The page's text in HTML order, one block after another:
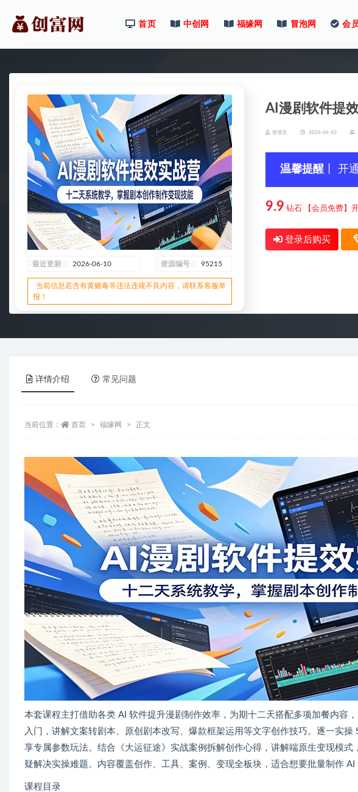
首页 中创网 福缘网 冒泡网 会
最近更新 2026-06-10 资源编号 95215
当前信息若含有黄赌毒等违法违规不良内容，请联系客服举
报！
AI漫剧软件提
管理员 2026-06-10
温馨提醒 丨 开
9.9 钻石 【会员免费】
登录后购买
详情介绍 常见问题
当前位置： 首页 福缘网 正文
本套课程主打借助各类 AI 软件提升漫剧制作效率，为期十二天搭配多项加餐内容
入门，讲解文案转剧本、原创剧本改写、爆款框架运用等文字创作技巧。逐一实
享专属参数玩法。结合《大运征途》实战案例拆解创作心得，讲解端原生变现模
疑解决实操难题。内容覆盖创作、工具、案例、变现全板块，适合想要批量制作 AI
课程目录